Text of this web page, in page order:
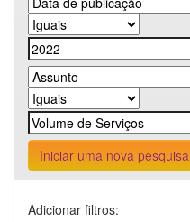
Iniciar uma nova pesquisa
Adicionar filtros: